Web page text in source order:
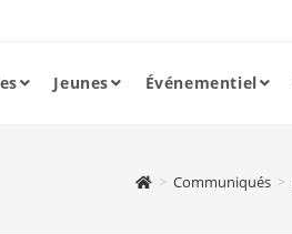
Jeunes Événementiel
> Communiqués >